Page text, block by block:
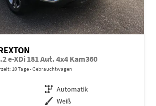
e-XDi 181 Aut. 4x4 Kam360
10 Tage Gebrauchtwagen
Getriebe Automatik
Außenfarbe Weiß